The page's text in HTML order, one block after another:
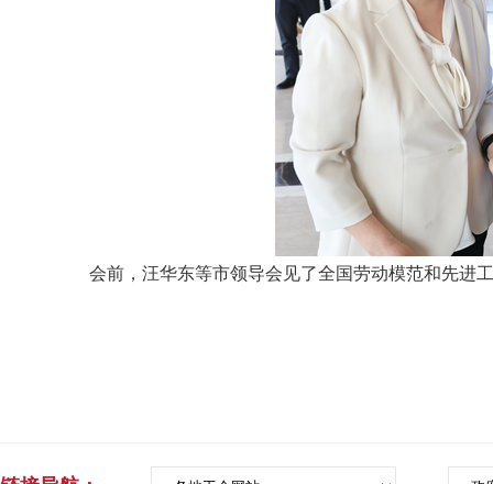
会前，汪华东等市领导会见了全国劳动模范和先进